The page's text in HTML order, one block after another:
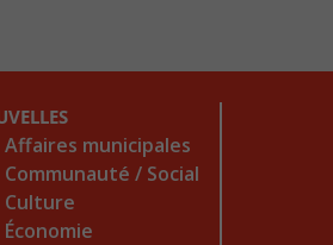
Affaires municipales
Communauté / Social
Culture
Économie